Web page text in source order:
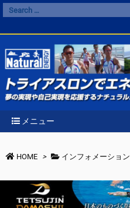
メニュー
HOME > インフォメーション